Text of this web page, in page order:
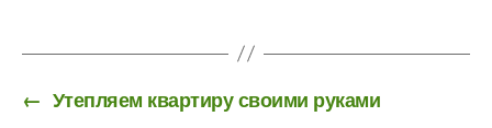
← Утепляем квартиру своими руками